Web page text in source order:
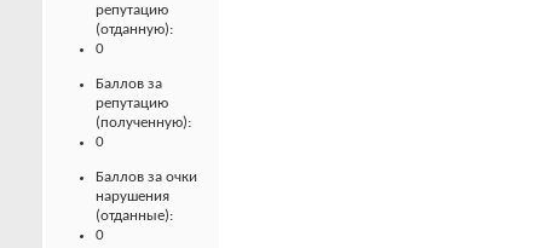
репутацию
(отданную):
0
Баллов за
репутацию
(полученную):
0
Баллов за очки
нарушения
(отданные):
0